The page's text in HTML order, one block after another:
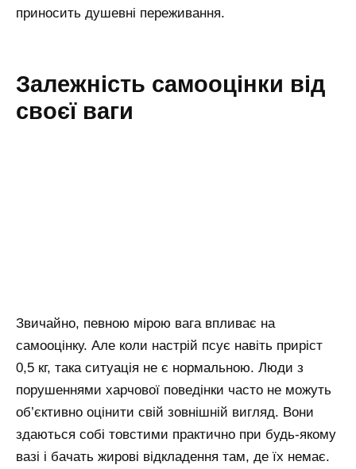
приносить душевні переживання.
Залежність самооцінки від
своєї ваги
Звичайно, певною мірою вага впливає на
самооцінку. Але коли настрій псує навіть приріст
0,5 кг, така ситуація не є нормальною. Люди з
порушеннями харчової поведінки часто не можуть
об’єктивно оцінити свій зовнішній вигляд. Вони
здаються собі товстими практично при будь-якому
вазі і бачать жирові відкладення там, де їх немає.